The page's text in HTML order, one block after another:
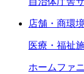
店舗・商環
医療・福祉
ホームファ